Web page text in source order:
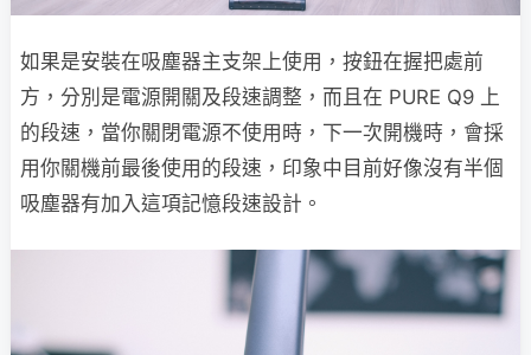
如果是安裝在吸塵器主支架上使用，按鈕在握把處前
方，分別是電源開關及段速調整，而且在 PURE Q9 上
的段速，當你關閉電源不使用時，下一次開機時，會採
用你關機前最後使用的段速，印象中目前好像沒有半個
吸塵器有加入這項記憶段速設計。